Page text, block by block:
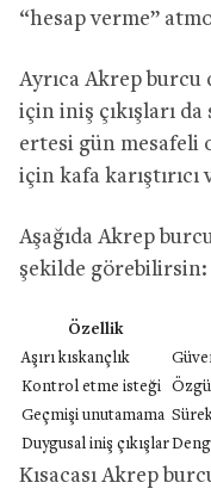
“hesap verme”
Ayrıca Akrep burcu
için iniş çıkışları
ertesi gün mesafeli
için kafa
Aşağıda Akrep
şekilde görebilirsin:
Özellik
Aşırı kıskançlık
Kontrol etme isteği
Geçmişi unutamama
Duygusal iniş çıkışlar
Kısacası Akrep